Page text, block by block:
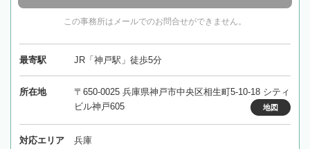
この事務所はメールでのお問合せができません。
最寄駅 JR「神戸駅」徒歩5分
所在地
〒650-0025 兵庫県神戸市中央区相生町5-10-18 シティ
ビル神戸605
地図
対応エリア 兵庫